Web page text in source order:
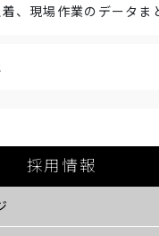
、現場作業のデータま
採用情報